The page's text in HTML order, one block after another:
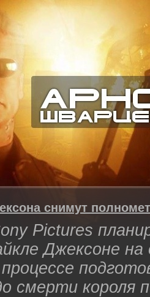
снимут
Pictures
Джексоне
смерти короля